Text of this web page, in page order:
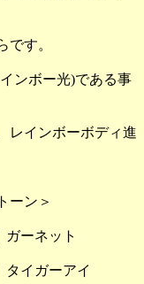
です。
ンボー光)である事
レインボーボディ進
ーン＞
ガーネット
タイガーアイ